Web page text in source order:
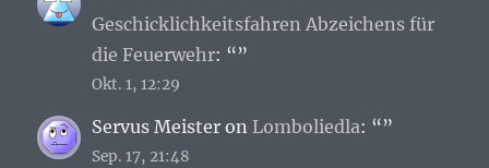
Geschicklichkeitsfahren Abzeichens für
die Feuerwehr: “”
Okt. 1, 12:29
Servus Meister on Lomboliedla: “”
Sep. 17, 21:48